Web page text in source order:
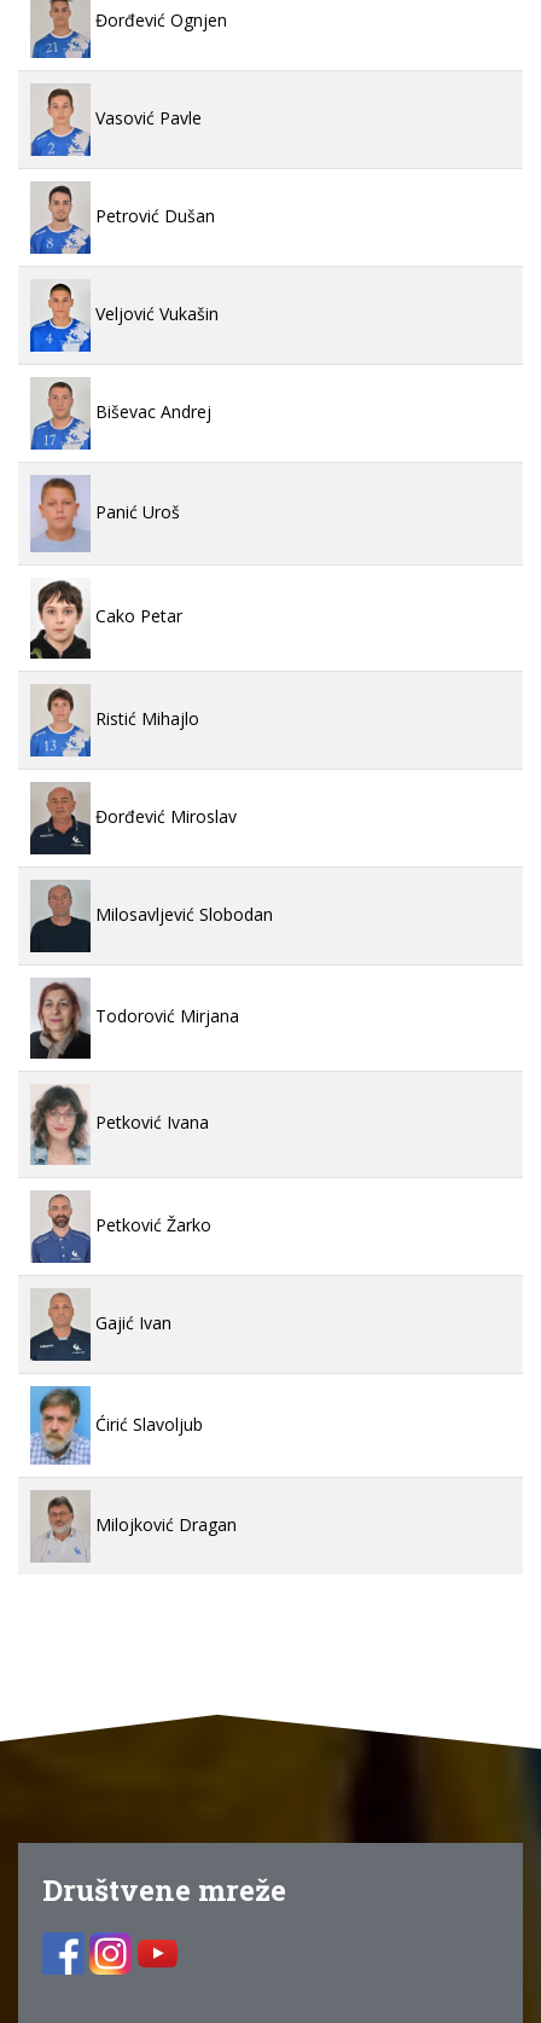
Đorđević Ognjen
Vasović Pavle
Petrović Dušan
Veljović Vukašin
Biševac Andrej
Panić Uroš
Cako Petar
Ristić Mihajlo
Đorđević Miroslav
Milosavljević Slobodan
Todorović Mirjana
Petković Ivana
Petković Žarko
Gajić Ivan
Ćirić Slavoljub
Milojković Dragan
Društvene mreže